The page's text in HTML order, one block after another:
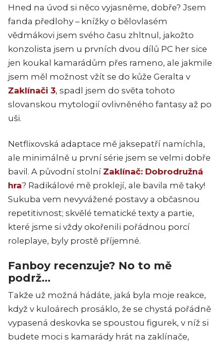
Hned na úvod si něco vyjasněme, dobře? Jsem
fanda předlohy – knížky o bělovlasém
vědmákovi jsem svého času zhltnul, jakožto
konzolista jsem u prvních dvou dílů PC her sice
jen koukal kamarádům přes rameno, ale jakmile
jsem měl možnost vžít se do kůže Geralta v
Zaklínači 3, spadl jsem do světa tohoto
slovanskou mytologií ovlivněného fantasy až po
uši.
Netflixovská adaptace mě jaksepatří namíchla,
ale minimálně u první série jsem se velmi dobře
bavil. A původní stolní Zaklínač: Dobrodružná
hra? Radikálové mě proklejí, ale bavila mě taky!
Sukuba vem nevyvážené postavy a občasnou
repetitivnost; skvělé tematické texty a partie,
které jsme si vždy okořenili pořádnou porcí
roleplaye, byly prostě příjemné.
Fanboy recenzuje? No to mě
podrž...
Takže už možná hádáte, jaká byla moje reakce,
když v kuloárech prosáklo, že se chystá pořádně
vypasená deskovka se spoustou figurek, v níž si
budete moci s kamarády hrát na zaklínače,